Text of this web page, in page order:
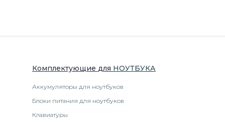
Комплектующие для НОУТБУКА
Аккумуляторы для ноутбуков
Блоки питания для ноутбуков
Клавиатуры